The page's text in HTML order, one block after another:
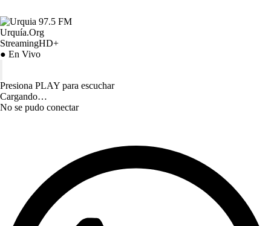
Urquía.Org
StreamingHD+
● En Vivo
Presiona PLAY para escuchar
Cargando…
No se pudo conectar